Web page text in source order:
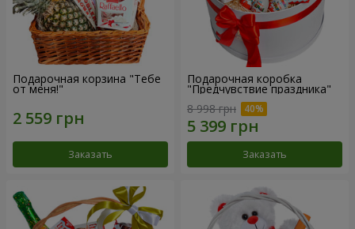
Подарочная корзина "Тебе
от меня!"
Заказать
Подарочная коробка
"Предчувствие праздника"
8 998 грн
Заказать